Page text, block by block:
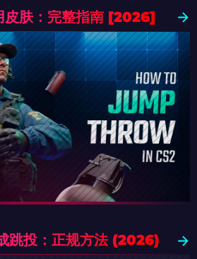
皮肤：完整指南 [2026]
跳投：正规方法 (2026)